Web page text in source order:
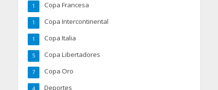
Copa Francesa
1
Copa Intercontinental
1
Copa Italia
1
Copa Libertadores
5
Copa Oro
7
Deportes